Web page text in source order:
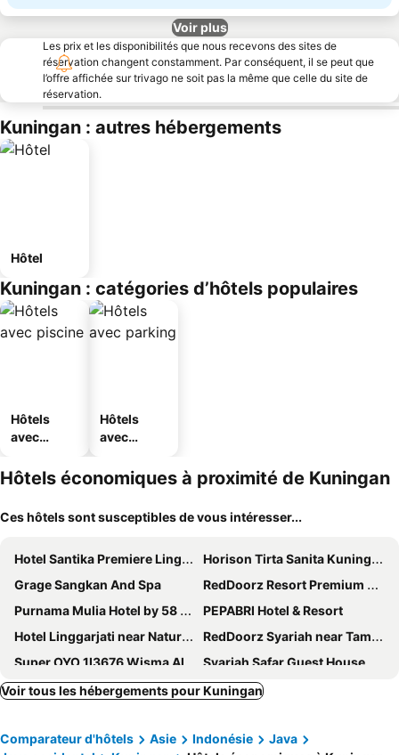
Voir plus
Les prix et les disponibilités que nous recevons des sites de
réservation changent constamment. Par conséquent, il se peut que
l’offre affichée sur trivago ne soit pas la même que celle du site de
réservation.
Kuningan : autres hébergements
Hôtel
Kuningan : catégories d’hôtels populaires
Hôtels
avec
Hôtels
avec
Hôtels économiques à proximité de Kuningan
Ces hôtels sont susceptibles de vous intéresser...
Hotel Santika Premiere Linggarjati - Kuningan
Horison Tirta Sanita Kuningan
Grage Sangkan And Spa
RedDoorz Resort Premium @ Sangkan Hurip Kuningan
Purnama Mulia Hotel by 58 atroomS
PEPABRI Hotel & Resort
Hotel Linggarjati near Natural Park TWA Linggarjati
RedDoorz Syariah near Taman Kota Kuningan
Super OYO 1I3676 Wisma Al-fahmi Syariah
Syariah Safar Guest House Mitra RedDoorz
Hotel Syariah Panawuan RedPartner
Grand Purnama
RedDoorz Syariah near Alun Alun Ciledug Cirebon
Resort Prima Sangkanhurip
Voir tous les hébergements pour Kuningan
Comparateur d'hôtels Asie Indonésie
Java